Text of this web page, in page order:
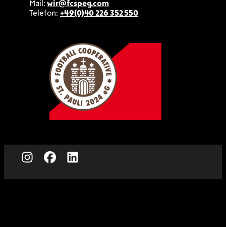
Mail:wir@fcspeg.com
Telefon: +49(0)40 226 352 550